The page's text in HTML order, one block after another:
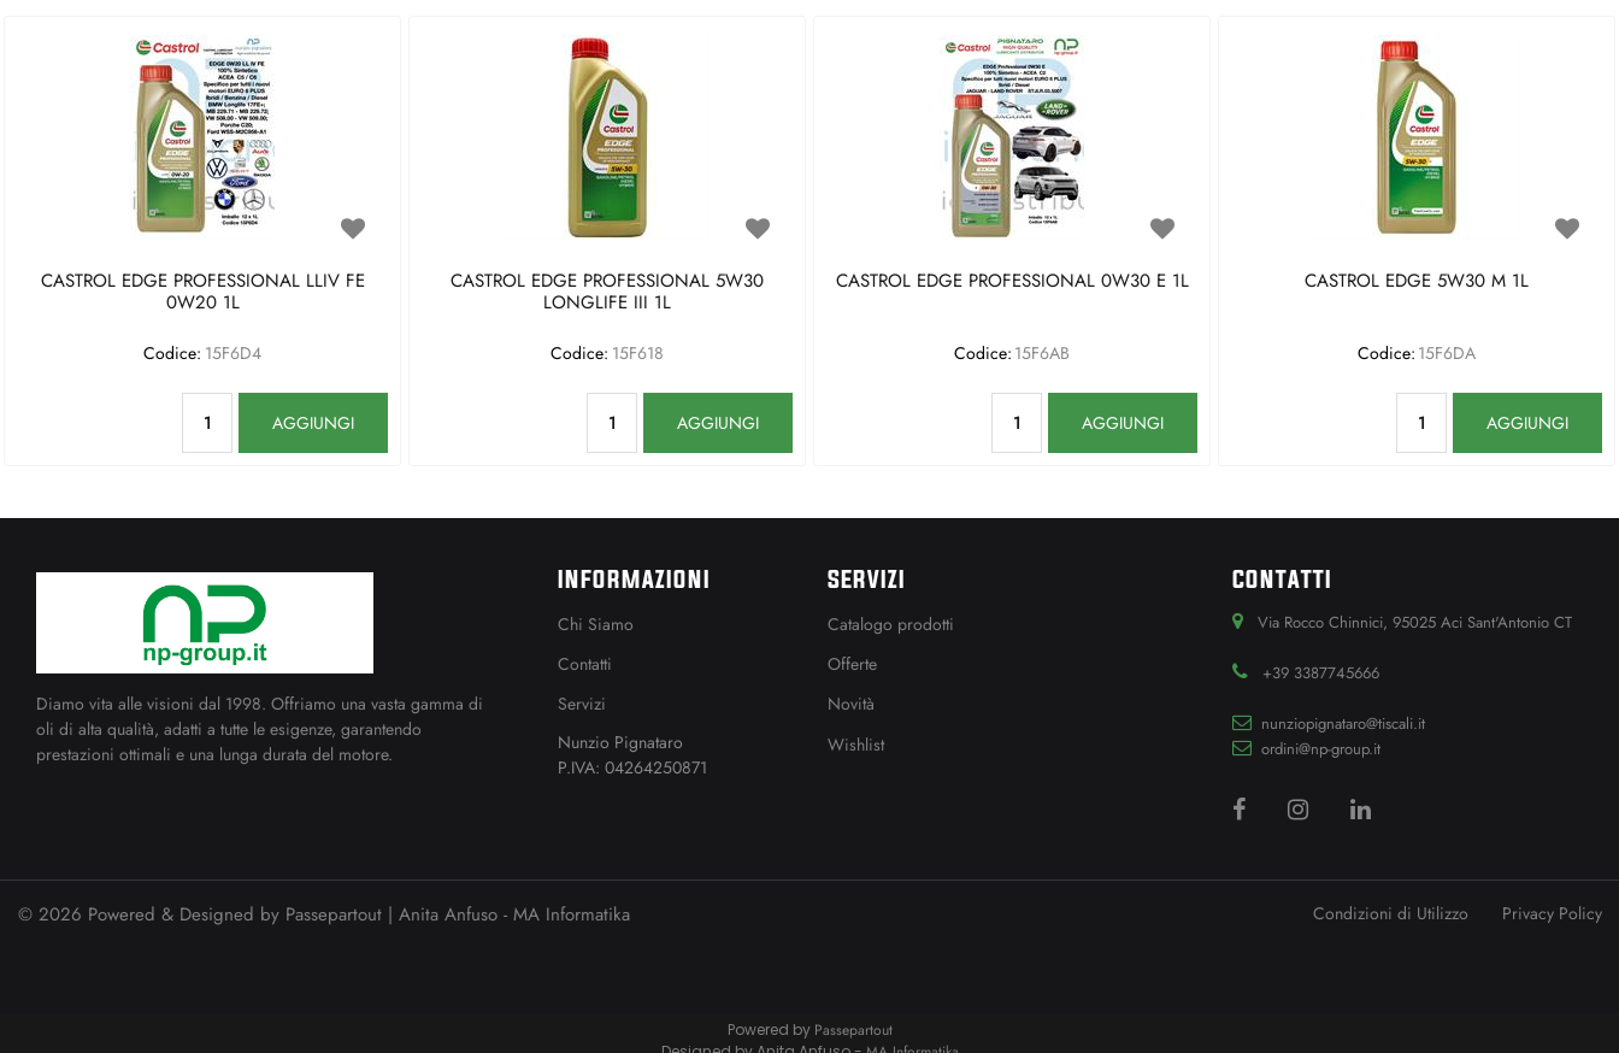
CASTROL EDGE PROFESSIONAL LLIV FE
0W20 1L
Codice: 15F6D4
AGGIUNGI
CASTROL EDGE PROFESSIONAL 5W30
LONGLIFE III 1L
Codice: 15F618
AGGIUNGI
CASTROL EDGE PROFESSIONAL 0W30 E 1L
Codice: 15F6AB
AGGIUNGI
CASTROL EDGE 5W30 M 1L
Codice: 15F6DA
AGGIUNGI
Diamo vita alle visioni dal 1998. Offriamo una vasta gamma di
oli di alta qualità, adatti a tutte le esigenze, garantendo
prestazioni ottimali e una lunga durata del motore.
INFORMAZIONI
Chi Siamo
Contatti
Servizi
Nunzio Pignataro
P.IVA: 04264250871
SERVIZI
Catalogo prodotti
Offerte
Novità
Wishlist
CONTATTI
Via Rocco Chinnici, 95025 Aci Sant'Antonio CT
+39 3387745666
nunziopignataro@tiscali.it
ordini@np-group.it
© 2026 Powered & Designed by Passepartout | Anita Anfuso - MA Informatika Condizioni di Utilizzo Privacy Policy
Powered by Passepartout